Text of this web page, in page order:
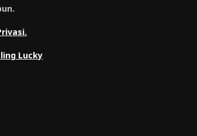
Lucky